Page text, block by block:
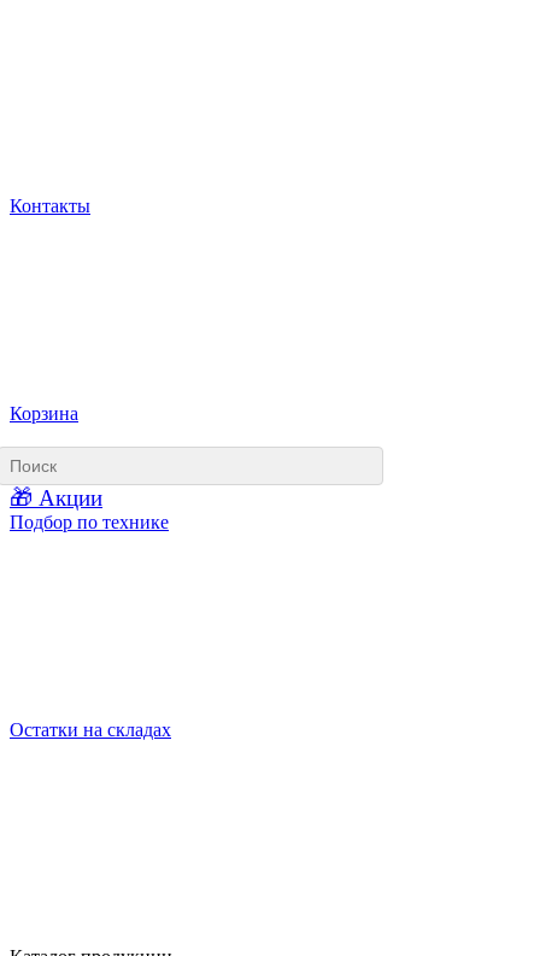
Контакты
Корзина
🎁 Акции
Подбор по технике
Остатки на складах